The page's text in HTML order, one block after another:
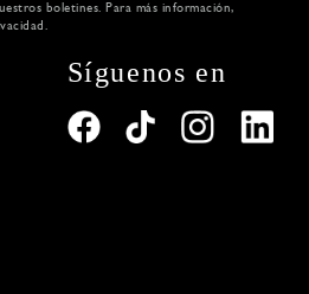
boletines. Para más información,
.
Síguenos en